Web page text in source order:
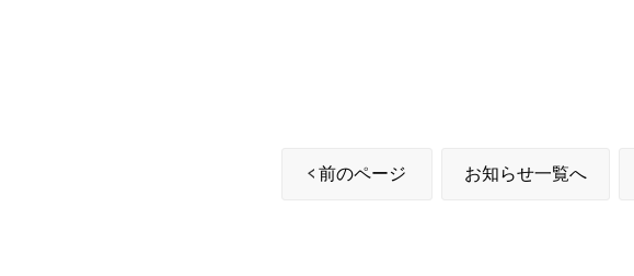
前のページ お知らせ一覧へ